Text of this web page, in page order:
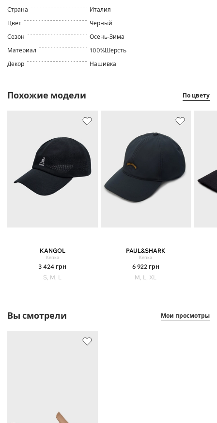
Страна
Италия
Цвет
Черный
Сезон
Осень-Зима
Материал
100%Шерсть
Декор
Нашивка
Похожие модели По цвету
KANGOL
Кепка
3 424 грн
S, M, L
PAUL&SHARK
Кепка
6 922 грн
M, L, XL
Вы смотрели Мои просмотры